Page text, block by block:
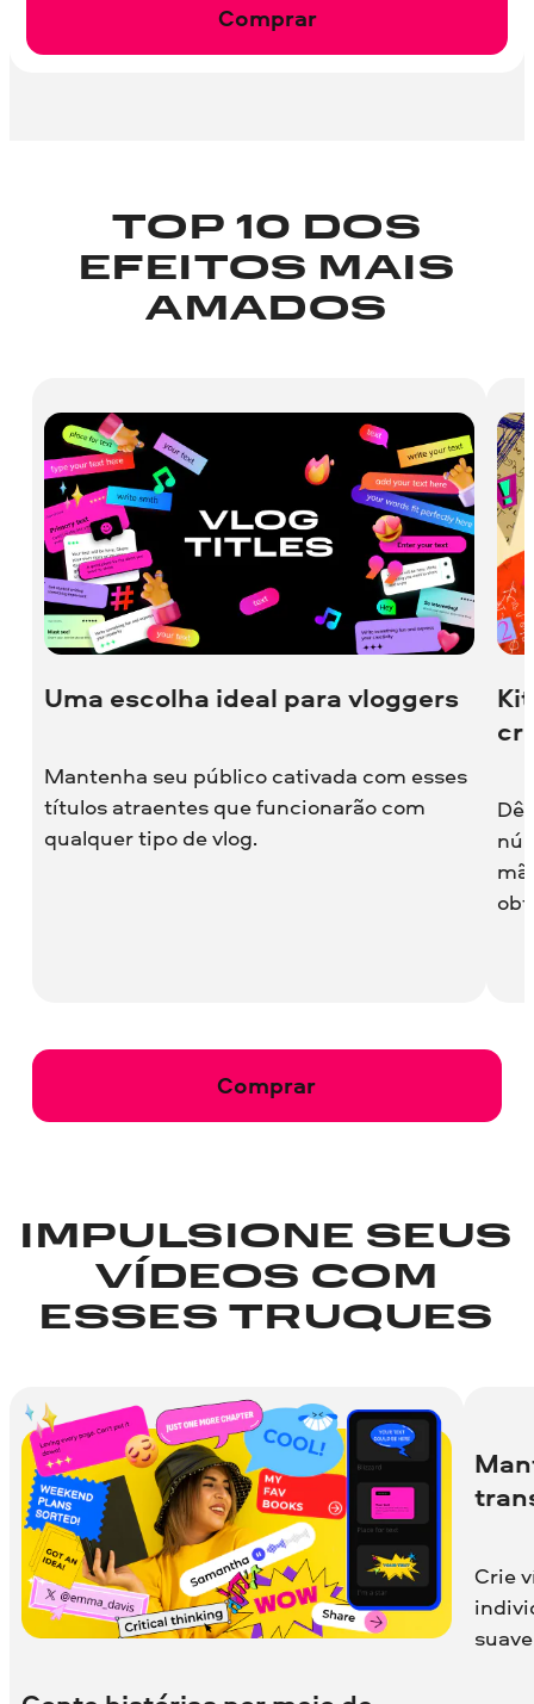
Comprar
TOP 10 DOS
EFEITOS MAIS
AMADOS
Uma escolha ideal para vloggers
Mantenha seu público cativada com esses
títulos atraentes que funcionarão com
qualquer tipo de vlog.
Dê
Comprar
IMPULSIONE SEUS
VÍDEOS COM
ESSES TRUQUES
Crie